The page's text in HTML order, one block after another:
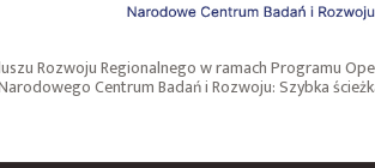
Rozwoju Regionalnego w ramach Programu
Centrum Badań i Rozwoju: Szybka